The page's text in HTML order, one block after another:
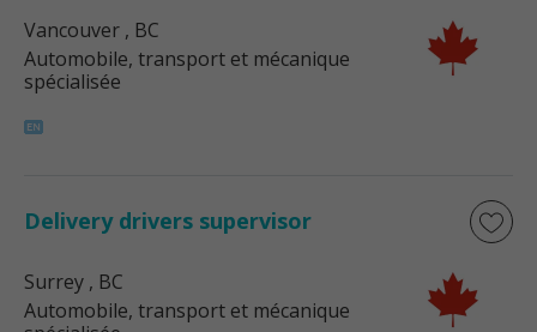
Vancouver , BC
Automobile, transport et mécanique
spécialisée
Delivery drivers supervisor
Surrey , BC
Automobile, transport et mécanique